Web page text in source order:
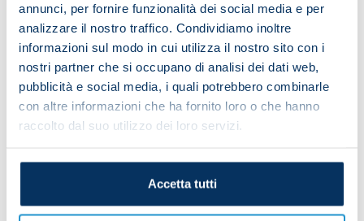
annunci, per fornire funzionalità dei social media e per
analizzare il nostro traffico. Condividiamo inoltre
informazioni sul modo in cui utilizza il nostro sito con i
nostri partner che si occupano di analisi dei dati web,
pubblicità e social media, i quali potrebbero combinarle
con altre informazioni che ha fornito loro o che hanno
raccolto dal suo utilizzo dei loro servizi.
Accetta tutti
The rest of the group worked in the gym and
focused on activation and toning.